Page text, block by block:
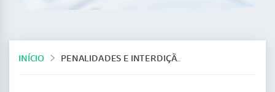
INÍCIO PENALIDADES E INTERDIÇÃO CAUTELAR